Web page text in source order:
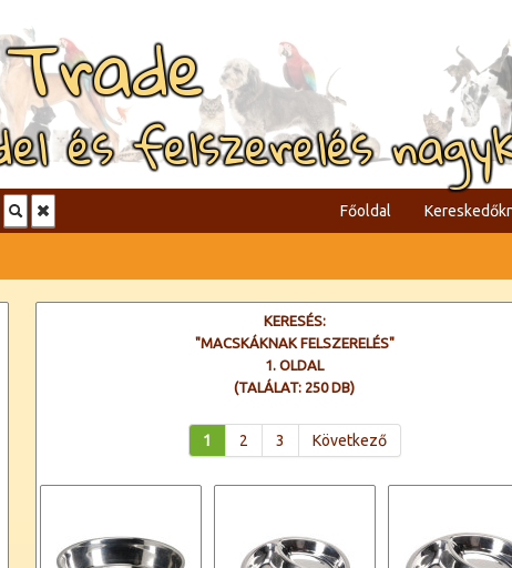
és felszerelés
Főoldal
KERESÉS:
"MACSKÁKNAK FELSZERELÉS"
1. OLDAL
(TALÁLAT: 250 DB)
1 2 3 Következő